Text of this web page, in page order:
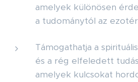
amelyek különösen
a tudománytól az
Támogathatja a
és a rég elfeledett
amelyek kulcsokat